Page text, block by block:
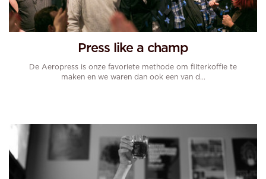
Press like a champ
De Aeropress is onze favoriete methode om filterkoffie te
maken en we waren dan ook een van d...